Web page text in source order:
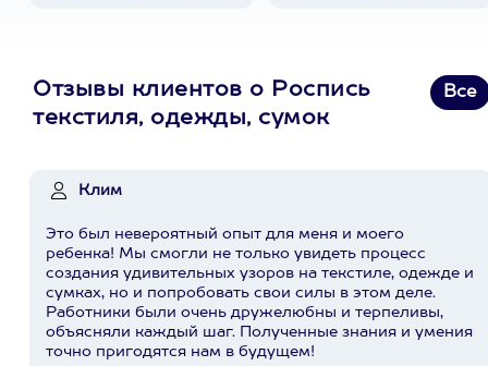
Отзывы клиентов о Роспись
текстиля, одежды, сумок
Все
Клим
Это был невероятный опыт для меня и моего
ребенка! Мы смогли не только увидеть процесс
создания удивительных узоров на текстиле, одежде и
сумках, но и попробовать свои силы в этом деле.
Работники были очень дружелюбны и терпеливы,
объясняли каждый шаг. Полученные знания и умения
точно пригодятся нам в будущем!